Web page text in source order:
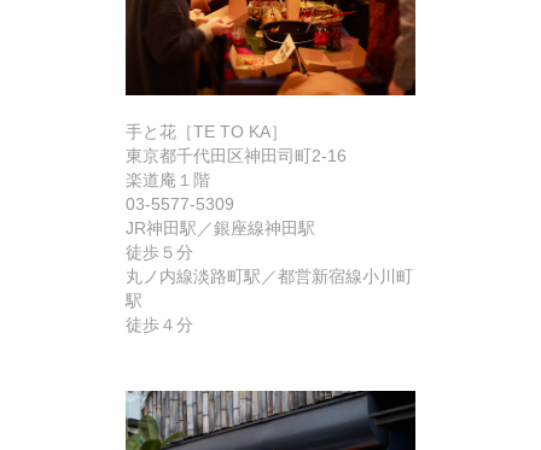
手と花［TE TO KA］
東京都千代田区神田司町2-16
楽道庵１階
03-5577-5309
JR神田駅／銀座線神田駅
徒歩５分
丸ノ内線淡路町駅／都営新宿線小川町
駅
徒歩４分